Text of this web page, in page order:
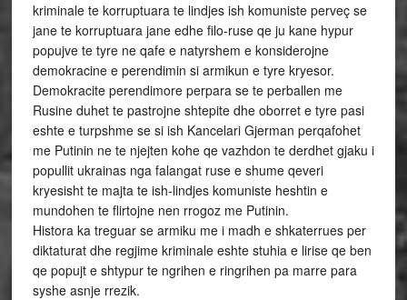
kriminale te korruptuara te lindjes ish komuniste perveç se
jane te korruptuara jane edhe filo-ruse qe ju kane hypur
popujve te tyre ne qafe e natyrshem e konsiderojne
demokracine e perendimin si armikun e tyre kryesor.
Demokracite perendimore perpara se te perballen me
Rusine duhet te pastrojne shtepite dhe oborret e tyre pasi
eshte e turpshme se si ish Kancelari Gjerman perqafohet
me Putinin ne te njejten kohe qe vazhdon te derdhet gjaku i
popullit ukrainas nga falangat ruse e shume qeveri
kryesisht te majta te ish-lindjes komuniste heshtin e
mundohen te flirtojne nen rrogoz me Putinin.
Histora ka treguar se armiku me i madh e shkaterrues per
diktaturat dhe regjime kriminale eshte stuhia e lirise qe ben
qe popujt e shtypur te ngrihen e ringrihen pa marre para
syshe asnje rrezik.